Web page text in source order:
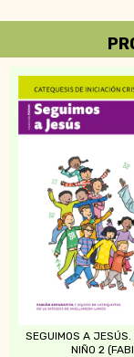
SEGUIMOS A JESÚS.
NIÑO 2